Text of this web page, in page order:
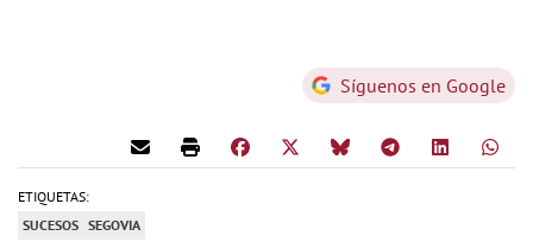
Síguenos en Google
ETIQUETAS:
SUCESOS SEGOVIA